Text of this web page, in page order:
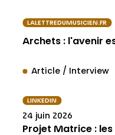
LALETTREDUMUSICIEN.FR
Archets : l'avenir
Article / Interview
LINKEDIN
24 juin 2026
Projet Matrice :